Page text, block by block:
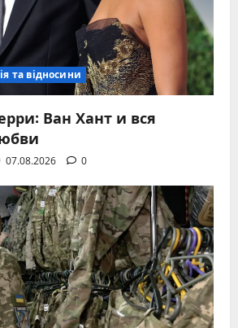
та відносини
Ван Хант и вся
07.08.2026 0